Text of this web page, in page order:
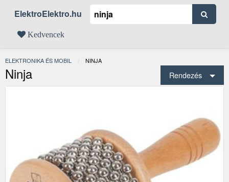
ElektroElektro.hu
Kedvencek
ELEKTRONIKA ÉS MOBIL JELENLEGI:
NINJA
Ninja Rendezés